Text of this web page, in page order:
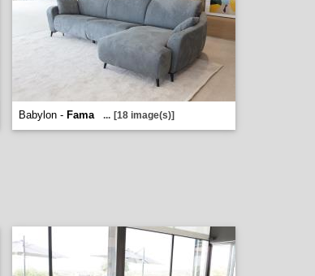
Babylon - Fama ... [18 image(s)]